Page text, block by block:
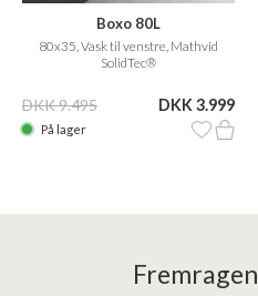
Boxo 80L
80x35, Vask til venstre, Mathvid
SolidTec®
DKK 9.495 DKK 3.999
På lager